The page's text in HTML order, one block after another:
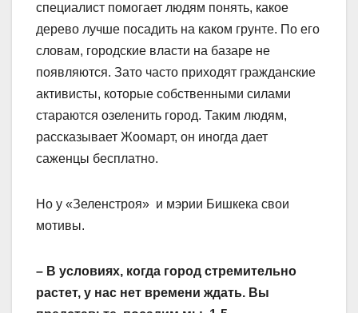
специалист помогает людям понять, какое
дерево лучше посадить на каком грунте. По его
словам, городские власти на базаре не
появляются. Зато часто приходят гражданские
активисты, которые собственными силами
стараются озеленить город. Таким людям,
рассказывает Жоомарт, он иногда дает
саженцы бесплатно.
Но у «Зеленстроя» и мэрии Бишкека свои
мотивы.
– В условиях, когда город стремительно
растет, у нас нет времени ждать. Вы